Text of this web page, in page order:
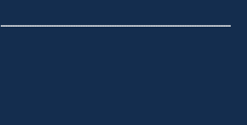
ـــــــــــــــــــــــــــــــــــــــــــــــــــــــــــــــــــــــــــــــــــــــــــــــ